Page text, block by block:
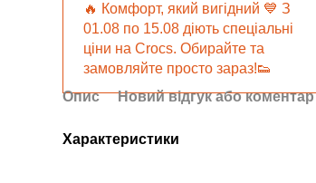
🔥 Комфорт, який вигідний 💙 З
01.08 по 15.08 діють спеціальні
ціни на Crocs. Обирайте та
замовляйте просто зараз!👟
Опис Новий відгук або коментар
Характеристики